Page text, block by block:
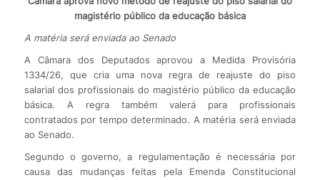
magistério público da educação básica
A matéria será enviada ao Senado
A Câmara dos Deputados aprovou a Medida Provisória
1334/26, que cria uma nova regra de reajuste do piso
salarial dos profissionais do magistério público da educação
básica. A regra também valerá para profissionais
contratados por tempo determinado. A matéria será enviada
ao Senado.
Segundo o governo, a regulamentação é necessária por
causa das mudanças feitas pela Emenda Constitucional